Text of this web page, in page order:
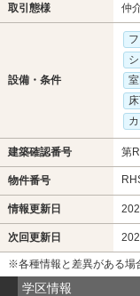
取引態様 仲
設備・条件
建築確認番号 第
物件番号
情報更新日
次回更新日
※各種情報と差異がある場
学区情報